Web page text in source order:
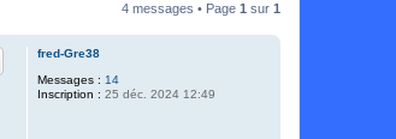
4 messages • Page 1 sur 1
fred-Gre38
Messages : 14
Inscription : 25 déc. 2024 12:49